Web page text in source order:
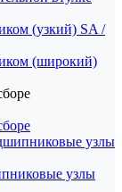
(узкий) SA /
(широкий)
узлы
узлы